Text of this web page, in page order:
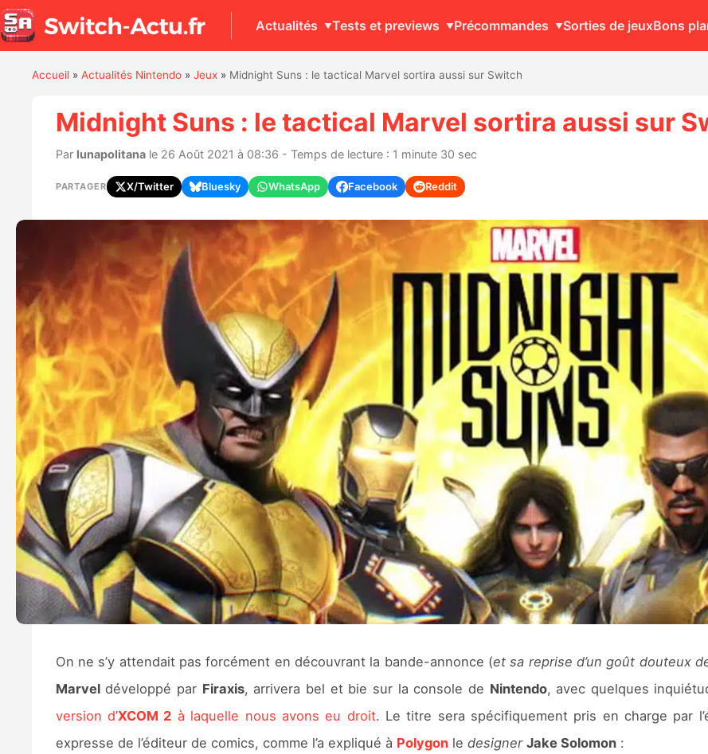
Actualités Tests et previews Précommandes Sorties de jeuxBons
Accueil» Actualités Nintendo» Jeux» Midnight Suns : le tactical Marvel sortira aussi sur Switch
Midnight Suns : le tactical Marvel sortira aussi sur
Par lunapolitanale 26 Août 2021 à 08:36 - Temps de lecture : 1 minute 30 sec
PARTAGER X/Twitter Bluesky WhatsApp Facebook Reddit
On ne s’y attendait pas forcément en découvrant la bande-annonce (et sa reprise d’un goût douteux
Marveldéveloppé par Firaxis, arrivera bel et bie sur la console de Nintendo, avec quelques
version d’XCOM 2 à laquelle nous avons eu droit. Le titre sera spécifiquement pris en charge par
expresse de l’éditeur de comics, comme l’a expliqué à Polygonle designer Jake Solomon: